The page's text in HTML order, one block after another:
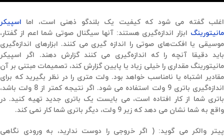
اغلب گفته می شود که کیفیت یک بلندگو ذهنی است، اما اسپیکر
مانیتورینگ‌ ابزار اندازه‌گیری هستند: آنها سیگنال صوتی شما اعم از گفتار،
موسیقی یا افکت‌های صوتی را اندازه گیری می کنند. ابزارهای اندازه‌گیری
باید دقیقا آنچه را که اندازه‌گیری می کنند گزارش دهند. اگر اسپیکر
مانیتورینگ مقداری را خیلی زیاد یا پایین گزارش کند، تصمیمات مبتنی بر آن
مقادیر اشتباه یا نامناسب خواهد بود. ولت متری را در نظر بگیرید که برای
اندازه‌گیری باتری 9 ولت استفاده می شود. اگر نتیجه کمتر از 8 ولت باشد،
باتری شما از کار افتاده است، می بایست یک باتری جدید تهیه کنید. در
واقع به شما نشان می دهد که زیر 9 ولت، دیگر باتری شما کار نمی کند.
پیتر والکر می گوید: ( اگر خروجی را دوست ندارید، به ورودی نگاهی